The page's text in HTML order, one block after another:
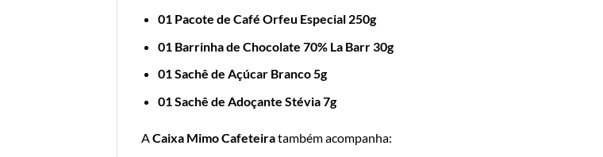
01 Pacote de Café Orfeu Especial 250g
01 Barrinha de Chocolate 70% La Barr 30g
01 Sachê de Açúcar Branco 5g
01 Sachê de Adoçante Stévia 7g
ACaixa Mimo Cafeteiratambém acompanha: